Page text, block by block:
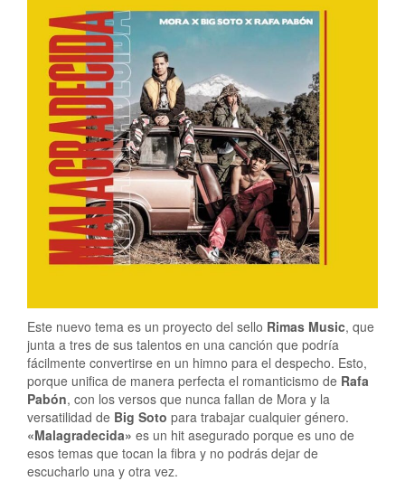
Este nuevo tema es un proyecto del sello Rimas Music, que
junta a tres de sus talentos en una canción que podría
fácilmente convertirse en un himno para el despecho. Esto,
porque unifica de manera perfecta el romanticismo de Rafa
Pabón, con los versos que nunca fallan de Mora y la
versatilidad de Big Soto para trabajar cualquier género.
«Malagradecida» es un hit asegurado porque es uno de
esos temas que tocan la fibra y no podrás dejar de
escucharlo una y otra vez.